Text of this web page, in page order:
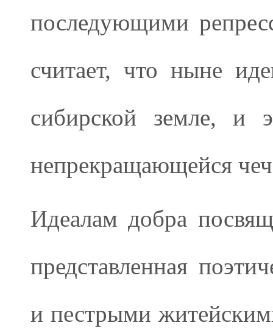
последующими
считает, что ныне
сибирской земле, и
непрекращающейся
Идеалам добра
представленная
и пестрыми